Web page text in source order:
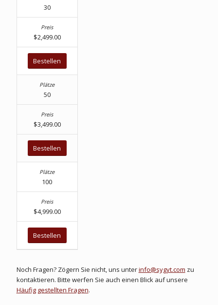
30
$2,499.00
Bestellen
50
$3,499.00
Bestellen
100
$4,999.00
Bestellen
Noch Fragen? Zögern Sie nicht, uns unterinfo@sygyt.com zu
kontaktieren. Bitte werfen Sie auch einen Blick auf unsere
Häufig gestellten Fragen.